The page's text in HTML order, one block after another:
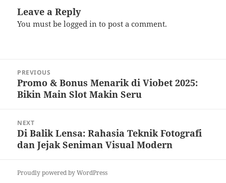
Leave a Reply
You must belogged in to post a comment.
navigation
PREVIOUS
Previous
post:
Promo & Bonus Menarik di Viobet 2025:
Bikin Main Slot Makin Seru
NEXT
Next
post:
Di Balik Lensa: Rahasia Teknik Fotografi
dan Jejak Seniman Visual Modern
Proudly powered by WordPress